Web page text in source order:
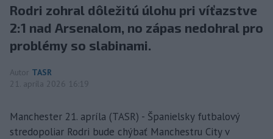
Rodri zohral dôležitú úlohu pri víťazstve
2:1 nad Arsenalom, no zápas nedohral pro
problémy so slabinami.
Autor TASR
21. apríla 2026 16:19
Manchester 21. apríla (TASR) - Španielsky futbalový
stredopoliar Rodri bude chýbať Manchestru City v